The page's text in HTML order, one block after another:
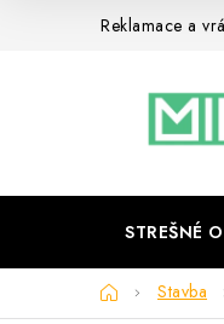
Reklamace a
STREŠNÉ
DomovStavba